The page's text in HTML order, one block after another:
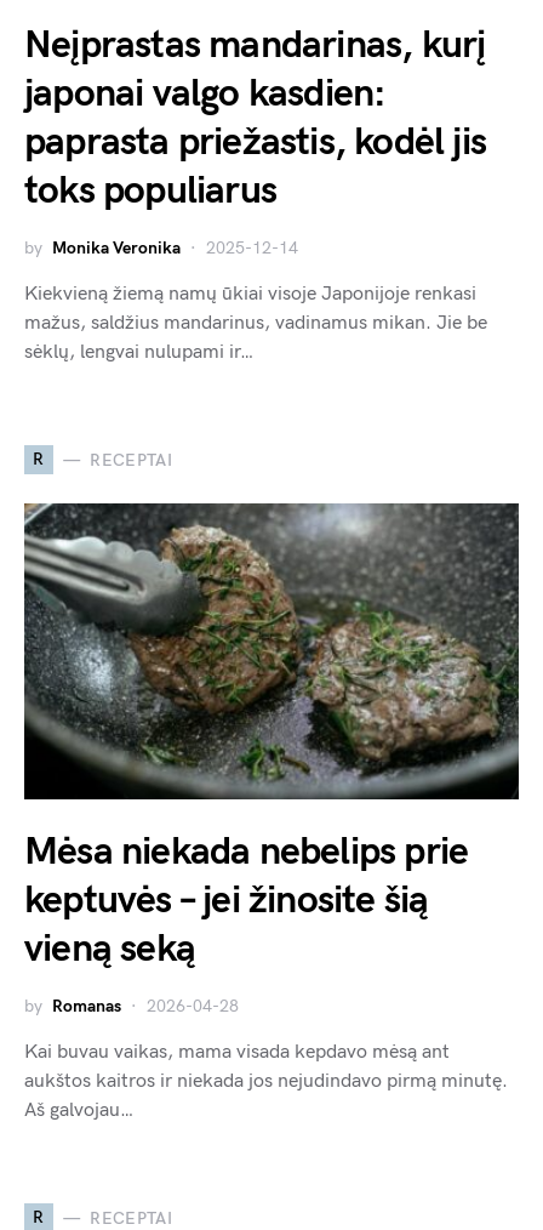
Neįprastas mandarinas, kurį
japonai valgo kasdien:
paprasta priežastis, kodėl jis
toks populiarus
by Monika Veronika 2025-12-14
Kiekvieną žiemą namų ūkiai visoje Japonijoje renkasi
mažus, saldžius mandarinus, vadinamus mikan. Jie be
sėklų, lengvai nulupami ir…
R RECEPTAI
Mėsa niekada nebelips prie
keptuvės – jei žinosite šią
vieną seką
by Romanas 2026-04-28
Kai buvau vaikas, mama visada kepdavo mėsą ant
aukštos kaitros ir niekada jos nejudindavo pirmą minutę.
Aš galvojau…
R RECEPTAI